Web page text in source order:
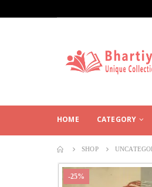
HOME CATEGORY
SHOP
-25%